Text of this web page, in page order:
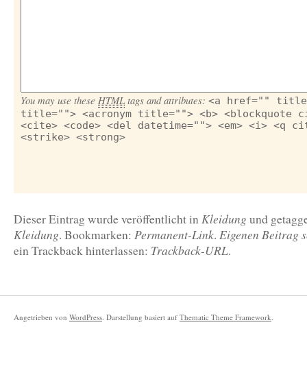
You may use these HTML tags and attributes: <a href=""
title=""> <acronym title=""> <b> <blockquote
<cite> <code> <del datetime=""> <em> <i> <q
<strike> <strong>
Dieser Eintrag wurde veröffentlicht inKleidung und
Kleidung. Bookmarken: Permanent-Link. Eigenen Beitrag
ein Trackback hinterlassen: Trackback-URL.
Angetrieben von WordPress. Darstellung basiert auf Thematic Theme Framework.